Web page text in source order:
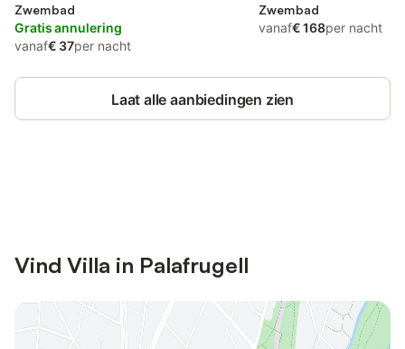
Zwembad
Gratis annulering
vanaf€ 37per nacht
Zwembad
vanaf€ 168per nacht
Laat alle aanbiedingen zien
Vind Villa in Palafrugell